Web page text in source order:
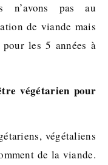
n’avons pas au
de viande mais
les 5 années à
végétarien pour
végétaliens
de la viande.